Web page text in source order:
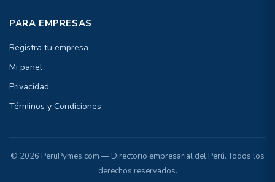
PARA EMPRESAS
Registra tu empresa
Mi panel
Privacidad
Términos y Condiciones
© 2026 PeruPymes.com — Directorio empresarial del Perú. Todos los
derechos reservados.